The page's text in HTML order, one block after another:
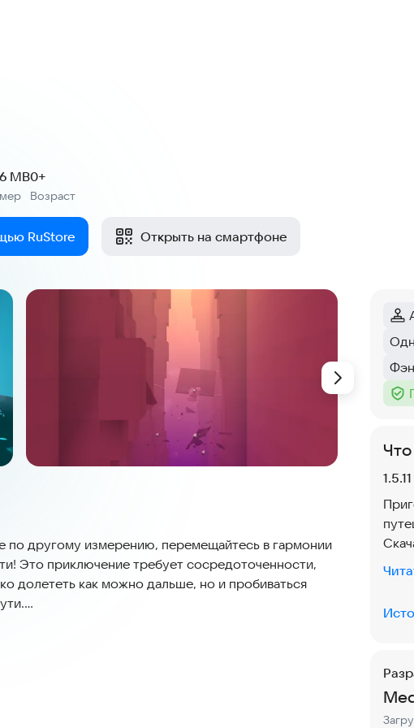
MB
Возраст
0+
RuStore Открыть на смартфоне
по другому измерению, перемещайтесь в гармонии
Это приключение требует сосредоточенности,
долететь как можно дальше, но и пробиваться
и данных, не требует сложных настроек и
регулярными обновлениями, чтобы вы
Тег:
Тег:
Тег :
1.5.11